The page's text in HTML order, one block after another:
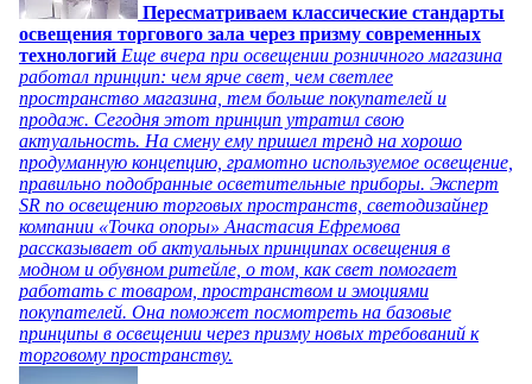
Пересматриваем классические стандарты
освещения торгового зала через призму современных
технологий Еще вчера при освещении розничного магазина
работал принцип: чем ярче свет, чем светлее
пространство магазина, тем больше покупателей и
продаж. Сегодня этот принцип утратил свою
актуальность. На смену ему пришел тренд на хорошо
продуманную концепцию, грамотно используемое освещение,
правильно подобранные осветительные приборы. Эксперт
SR по освещению торговых пространств, светодизайнер
компании «Точка опоры» Анастасия Ефремова
рассказывает об актуальных принципах освещения в
модном и обувном ритейле, о том, как свет помогает
работать с товаром, пространством и эмоциями
покупателей. Она поможет посмотреть на базовые
принципы в освещении через призму новых требований к
торговому пространству.